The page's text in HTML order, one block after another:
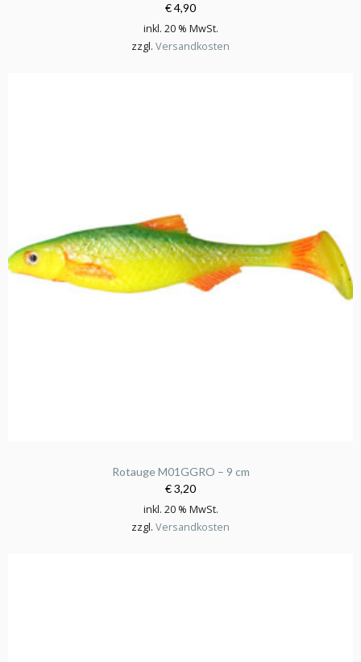
€ 4,90
inkl. 20 % MwSt.
zzgl. Versandkosten
Rotauge M01GGRO – 9 cm
€ 3,20
inkl. 20 % MwSt.
zzgl. Versandkosten